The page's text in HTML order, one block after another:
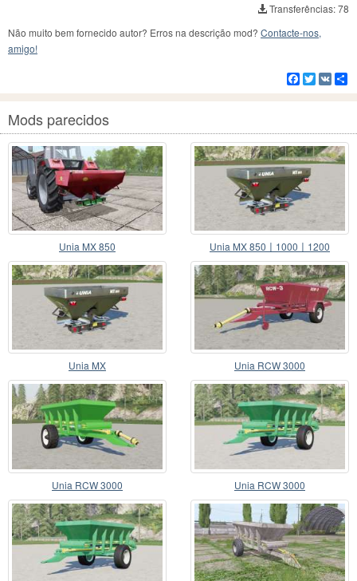
Transferências: 78
Não muito bem fornecido autor? Erros na descrição mod? Contacte-nos,
amigo!
Facebook
Twitter
VK
Mods parecidos
Unia MX 850 Unia MX 850〡1000〡1200
Unia MX Unia RCW 3000
Unia RCW 3000 Unia RCW 3000